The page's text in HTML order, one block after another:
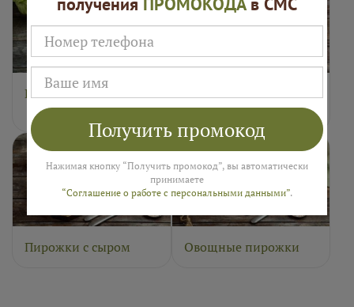
Пирожки с капустой
Пирожки с ветчиной
и сыром
Пирожки с сыром Овощные пирожки
Получить промокод
Нажимая кнопку “Получить промокод”, вы автоматически
принимаете
“Соглашение о работе с персональными данными”.